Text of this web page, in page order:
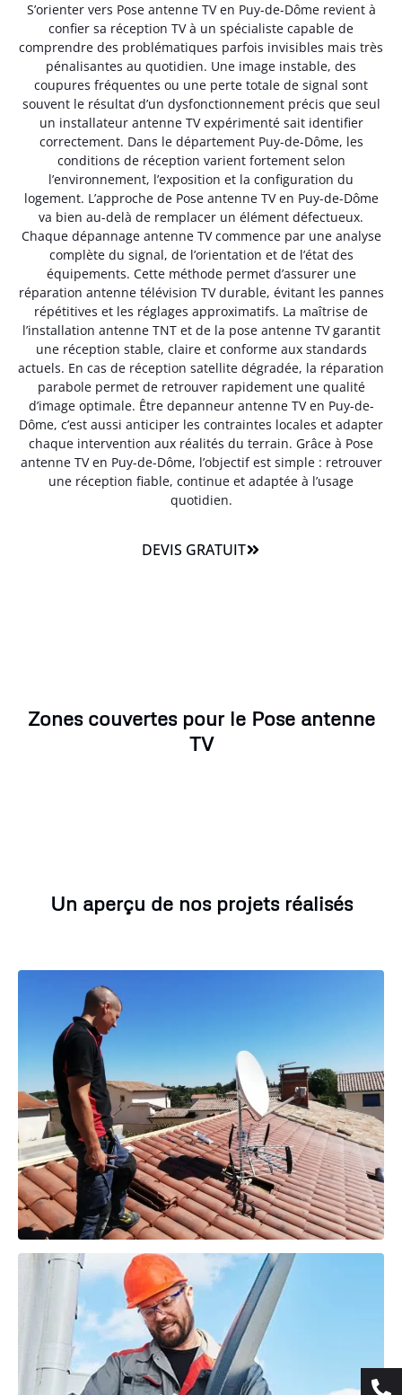
S’orienter vers Pose antenne TV en Puy-de-Dôme revient à
confier sa réception TV à un spécialiste capable de
comprendre des problématiques parfois invisibles mais très
pénalisantes au quotidien. Une image instable, des
coupures fréquentes ou une perte totale de signal sont
souvent le résultat d’un dysfonctionnement précis que seul
un installateur antenne TV expérimenté sait identifier
correctement. Dans le département Puy-de-Dôme, les
conditions de réception varient fortement selon
l’environnement, l’exposition et la configuration du
logement. L’approche de Pose antenne TV en Puy-de-Dôme
va bien au-delà de remplacer un élément défectueux.
Chaque dépannage antenne TV commence par une analyse
complète du signal, de l’orientation et de l’état des
équipements. Cette méthode permet d’assurer une
réparation antenne télévision TV durable, évitant les pannes
répétitives et les réglages approximatifs. La maîtrise de
l’installation antenne TNT et de la pose antenne TV garantit
une réception stable, claire et conforme aux standards
actuels. En cas de réception satellite dégradée, la réparation
parabole permet de retrouver rapidement une qualité
d’image optimale. Être depanneur antenne TV en Puy-de-
Dôme, c’est aussi anticiper les contraintes locales et adapter
chaque intervention aux réalités du terrain. Grâce à Pose
antenne TV en Puy-de-Dôme, l’objectif est simple : retrouver
une réception fiable, continue et adaptée à l’usage
quotidien.
DEVIS GRATUIT
Zones couvertes pour le Pose antenne
TV
Un aperçu de nos projets réalisés